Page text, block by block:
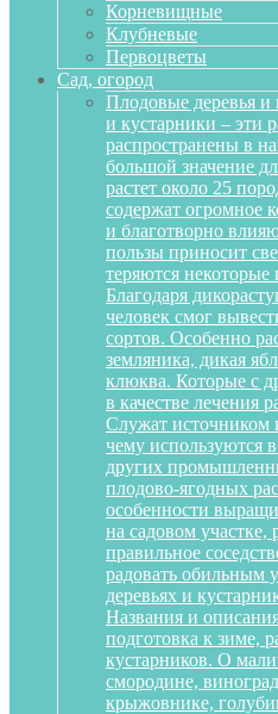
Корневищные
Клубневые
Первоцветы
Сад, огород
Плодовые деревья и
и кустарники – эти
распространены в
большой значение
растет около 25
содержат огромное
и благотворно
пользы приносит
теряются некоторые
Благодаря
человек смог
сортов. Особенно
земляника, дикая
клюква. Которые с
в качестве лечения
Служат источником
чему используются
других
плодово-ягодных
особенности
на садовом
правильное
радовать обильным
деревьях и
Названия и
подготовка к зиме,
кустарников. О
смородине,
крыжовнике,